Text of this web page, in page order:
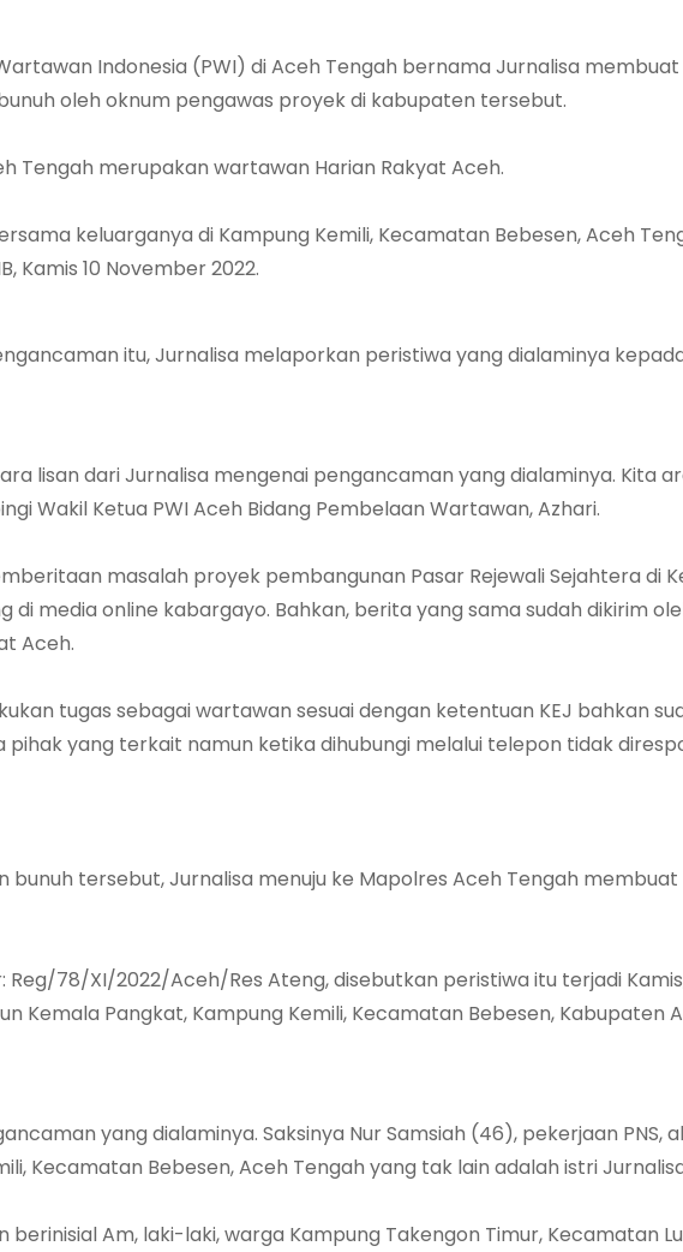
Indonesia (PWI) di Aceh Tengah bernama Jurnalisa membuat
oleh oknum pengawas proyek di kabupaten tersebut.
Tengah merupakan wartawan Harian Rakyat Aceh.
keluarganya di Kampung Kemili, Kecamatan Bebesen, Aceh
Kamis 10 November 2022.
itu, Jurnalisa melaporkan peristiwa yang dialaminya
lisan dari Jurnalisa mengenai pengancaman yang dialaminya. Kita
Wakil Ketua PWI Aceh Bidang Pembelaan Wartawan, Azhari.
masalah proyek pembangunan Pasar Rejewali Sejahtera di
di media online kabargayo. Bahkan, berita yang sama sudah dikirim
Aceh.
tugas sebagai wartawan sesuai dengan ketentuan KEJ bahkan
yang terkait namun ketika dihubungi melalui telepon tidak
tersebut, Jurnalisa menuju ke Mapolres Aceh Tengah membuat
Reg/78/XI/2022/Aceh/Res Ateng, disebutkan peristiwa itu terjadi
Kemala Pangkat, Kampung Kemili, Kecamatan Bebesen, Kabupaten
yang dialaminya. Saksinya Nur Samsiah (46), pekerjaan PNS,
Kecamatan Bebesen, Aceh Tengah yang tak lain adalah istri
Am, laki-laki, warga Kampung Takengon Timur, Kecamatan